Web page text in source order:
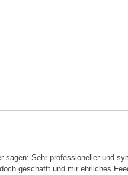
sagen: Sehr professioneller und
geschafft und mir ehrliches